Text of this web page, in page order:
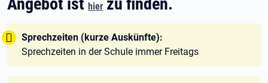
hier
Tipp:
Sprechzeiten (kurze Auskünfte):
Sprechzeiten in der Schule immer Freitags